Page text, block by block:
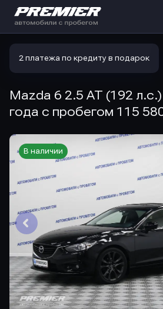
2 платежа по кредиту в подарок
Mazda 6 2.5 AT (192
года с пробегом 115
В наличии